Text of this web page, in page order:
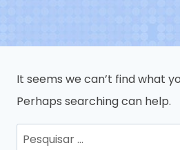
It seems we can’t find what
Perhaps searching can help.